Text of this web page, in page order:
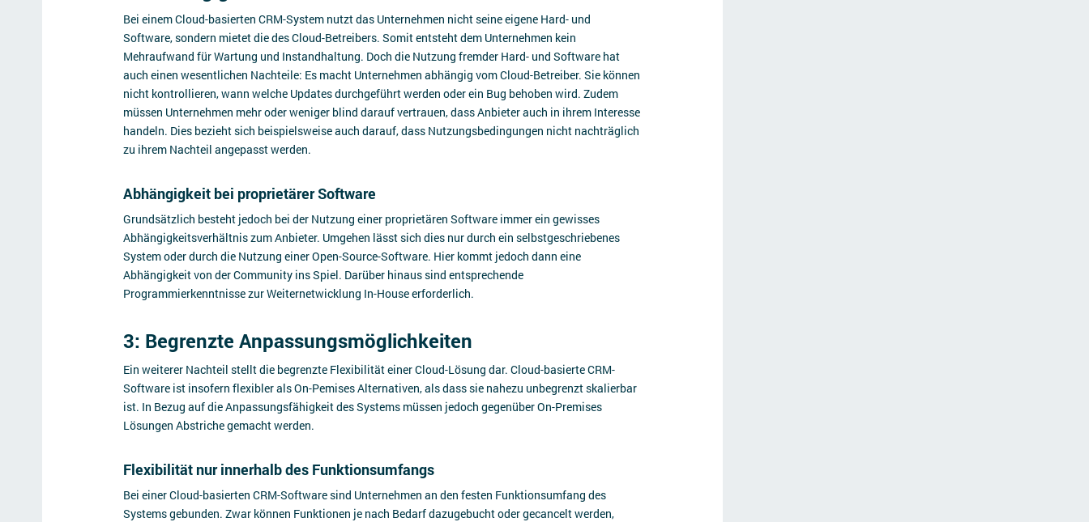
Bei einem Cloud-basierten CRM-System nutzt das Unternehmen nicht seine eigene Hard- und
Software, sondern mietet die des Cloud-Betreibers. Somit entsteht dem Unternehmen kein
Mehraufwand für Wartung und Instandhaltung. Doch die Nutzung fremder Hard- und Software hat
auch einen wesentlichen Nachteile: Es macht Unternehmen abhängig vom Cloud-Betreiber. Sie können
nicht kontrollieren, wann welche Updates durchgeführt werden oder ein Bug behoben wird. Zudem
müssen Unternehmen mehr oder weniger blind darauf vertrauen, dass Anbieter auch in ihrem Interesse
handeln. Dies bezieht sich beispielsweise auch darauf, dass Nutzungsbedingungen nicht nachträglich
zu ihrem Nachteil angepasst werden.
Abhängigkeit bei proprietärer Software
Grundsätzlich besteht jedoch bei der Nutzung einer proprietären Software immer ein gewisses
Abhängigkeitsverhältnis zum Anbieter. Umgehen lässt sich dies nur durch ein selbstgeschriebenes
System oder durch die Nutzung einer Open-Source-Software. Hier kommt jedoch dann eine
Abhängigkeit von der Community ins Spiel. Darüber hinaus sind entsprechende
Programmierkenntnisse zur Weiternetwicklung In-House erforderlich.
3: Begrenzte Anpassungsmöglichkeiten
Ein weiterer Nachteil stellt die begrenzte Flexibilität einer Cloud-Lösung dar. Cloud-basierte CRM-
Software ist insofern flexibler als On-Pemises Alternativen, als dass sie nahezu unbegrenzt skalierbar
ist. In Bezug auf die Anpassungsfähigkeit des Systems müssen jedoch gegenüber On-Premises
Lösungen Abstriche gemacht werden.
Flexibilität nur innerhalb des Funktionsumfangs
Bei einer Cloud-basierten CRM-Software sind Unternehmen an den festen Funktionsumfang des
Systems gebunden. Zwar können Funktionen je nach Bedarf dazugebucht oder gecancelt werden,